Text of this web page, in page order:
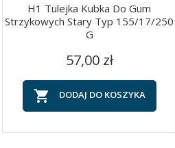
H1 Tulejka Kubka Do Gum
Strzykowych Stary Typ 155/17/250
G
Cena
57,00 zł
 DODAJ DO KOSZYKA